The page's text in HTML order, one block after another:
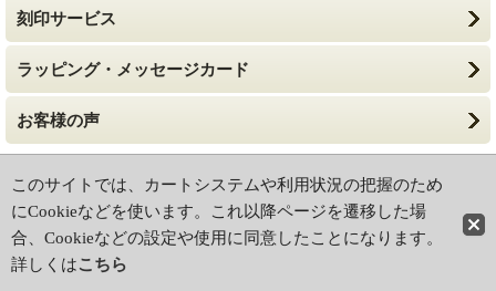
刻印サービス
ラッピング・メッセージカード
お客様の声
ホーム | ショッピングカート
特定商取引法に基づく表記 | ご利用ガイド
PCサイト
Copyright (c) 2004 watchclub FUJI All Rights Reserved.
このサイトでは、カートシステムや利用状況の把握のため
にCookieなどを使います。これ以降ページを遷移した場
合、Cookieなどの設定や使用に同意したことになります。
詳しくはこちら